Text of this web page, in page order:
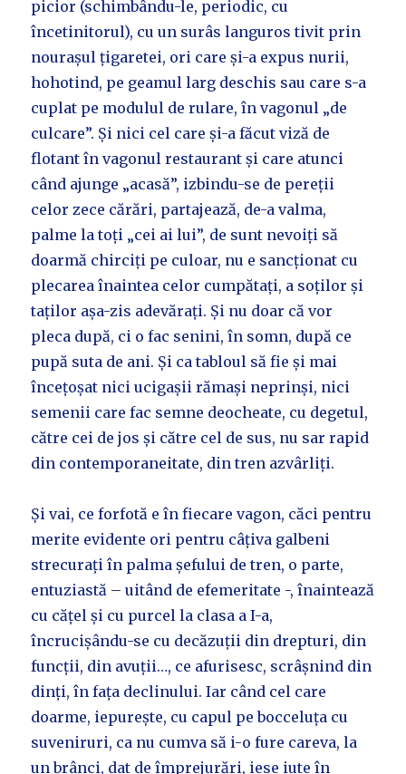
picior (schimbându-le, periodic, cu
încetinitorul), cu un surâs languros tivit prin
nourașul țigaretei, ori care și-a expus nurii,
hohotind, pe geamul larg deschis sau care s-a
cuplat pe modulul de rulare, în vagonul „de
culcare”. Și nici cel care și-a făcut viză de
flotant în vagonul restaurant și care atunci
când ajunge „acasă”, izbindu-se de pereții
celor zece cărări, partajează, de-a valma,
palme la toți „cei ai lui”, de sunt nevoiți să
doarmă chirciți pe culoar, nu e sancționat cu
plecarea înaintea celor cumpătați, a soților și
taților așa-zis adevărați. Și nu doar că vor
pleca după, ci o fac senini, în somn, după ce
pupă suta de ani. Și ca tabloul să fie și mai
încețoșat nici ucigașii rămași neprinși, nici
semenii care fac semne deocheate, cu degetul,
către cei de jos și către cel de sus, nu sar rapid
din contemporaneitate, din tren azvârliți.
Și vai, ce forfotă e în fiecare vagon, căci pentru
merite evidente ori pentru câțiva galbeni
strecurați în palma șefului de tren, o parte,
entuziastă – uitând de efemeritate -, înaintează
cu cățel și cu purcel la clasa a I-a,
încrucișându-se cu decăzuții din drepturi, din
funcții, din avuții…, ce afurisesc, scrâșnind din
dinți, în fața declinului. Iar când cel care
doarme, iepurește, cu capul pe bocceluța cu
suveniruri, ca nu cumva să i-o fure careva, la
un brânci, dat de împrejurări, iese iute în